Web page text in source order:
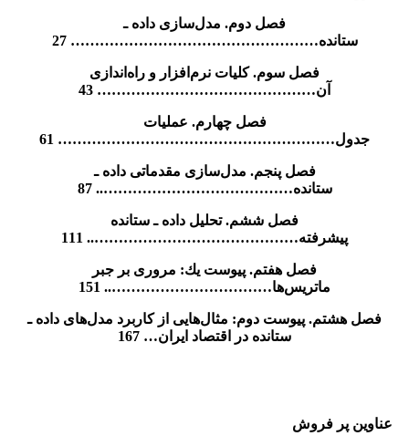
فصل دوم. مدل‌سازی داده ـ
ستانده…………………………………………… 27
فصل سوم. كليات نرم‌افزار و راه‌اندازی
آن……………………………………… 43
فصل چهارم. عمليات
جدول………………………………………………… 61
فصل پنجم. مدل‌سازی مقدماتی داده ـ
ستانده………………………………….. 87
فصل ششم. تحليل داده ـ ستانده
پيشرفته…………………………………….. 111
فصل هفتم. پيوست يك: مروری بر جبر
ماتريس‌ها…………………………….. 151
فصل هشتم. پيوست دوم: مثال‌هايی از كاربرد مدل‌های داده ـ
ستانده در اقتصاد ايران… 167
عناوین پر فروش